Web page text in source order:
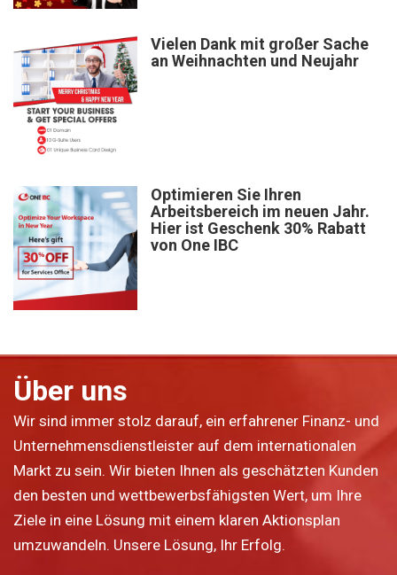
Vielen Dank mit großer Sache
an Weihnachten und Neujahr
Optimieren Sie Ihren
Arbeitsbereich im neuen Jahr.
Hier ist Geschenk 30% Rabatt
von One IBC
Über uns
Wir sind immer stolz darauf, ein erfahrener Finanz- und
Unternehmensdienstleister auf dem internationalen
Markt zu sein. Wir bieten Ihnen als geschätzten Kunden
den besten und wettbewerbsfähigsten Wert, um Ihre
Ziele in eine Lösung mit einem klaren Aktionsplan
umzuwandeln. Unsere Lösung, Ihr Erfolg.